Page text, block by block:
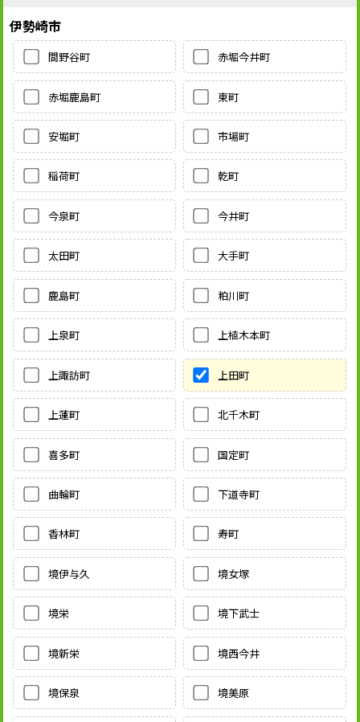
伊勢崎市
間野谷町 赤堀今井町
赤堀鹿島町 東町
安堀町 市場町
稲荷町 乾町
今泉町 今井町
太田町 大手町
鹿島町 粕川町
上泉町 上植木本町
上諏訪町 上田町
上蓮町 北千木町
喜多町 国定町
曲輪町 下道寺町
香林町 寿町
境伊与久 境女塚
境栄 境下武士
境新栄 境西今井
境保泉 境美原